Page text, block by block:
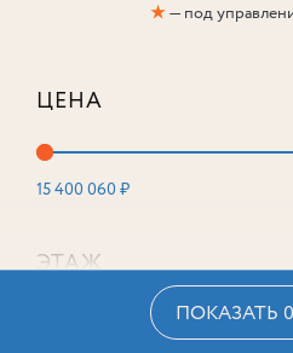
★— под
ЦЕНА
15 400 060 ₽
ЭТАЖ
ПОКАЗАТЬ